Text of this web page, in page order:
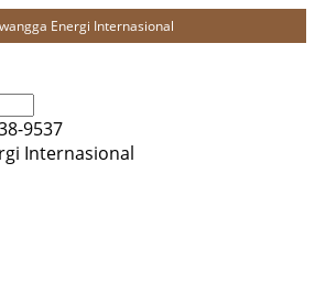
Energi Internasional
9537
Internasional